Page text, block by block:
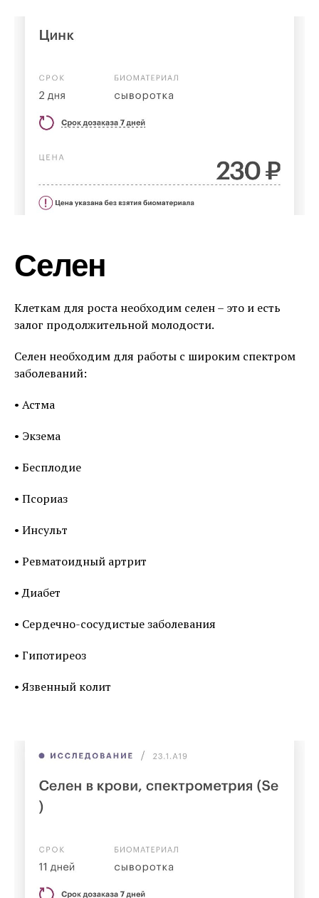
Селен
Клеткам для роста необходим селен – это и есть
залог продолжительной молодости.
Селен необходим для работы с широким спектром
заболеваний:
• Астма
• Экзема
• Бесплодие
• Псориаз
• Инсульт
• Ревматоидный артрит
• Диабет
• Сердечно-сосудистые заболевания
• Гипотиреоз
• Язвенный колит